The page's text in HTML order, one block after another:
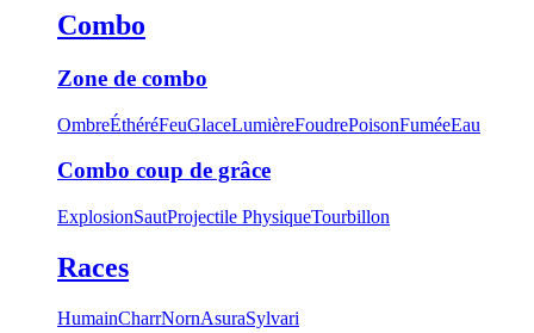
Combo
Zone de combo
OmbreÉthéréFeuGlaceLumièreFoudrePoisonFuméeEau
Combo coup de grâce
ExplosionSautProjectile PhysiqueTourbillon
Races
HumainCharrNornAsuraSylvari